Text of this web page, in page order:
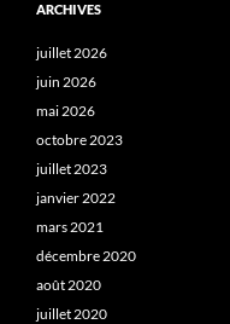
ARCHIVES
juillet 2026
juin 2026
mai 2026
octobre 2023
juillet 2023
janvier 2022
mars 2021
décembre 2020
août 2020
juillet 2020